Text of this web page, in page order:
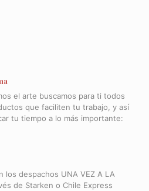
el arte buscamos para ti todos
que faciliten tu trabajo, y así
tu tiempo a lo más importante:
los despachos UNA VEZ A LA
de Starken o Chile Express